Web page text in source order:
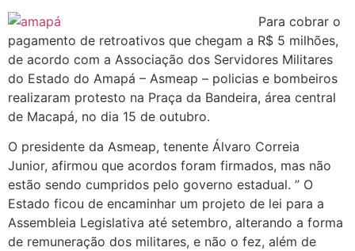
Para cobrar o
pagamento de retroativos que chegam a R$ 5 milhões,
de acordo com a Associação dos Servidores Militares
do Estado do Amapá – Asmeap – policias e bombeiros
realizaram protesto na Praça da Bandeira, área central
de Macapá, no dia 15 de outubro.
O presidente da Asmeap, tenente Álvaro Correia
Junior, afirmou que acordos foram firmados, mas não
estão sendo cumpridos pelo governo estadual. ” O
Estado ficou de encaminhar um projeto de lei para a
Assembleia Legislativa até setembro, alterando a forma
de remuneração dos militares, e não o fez, além de